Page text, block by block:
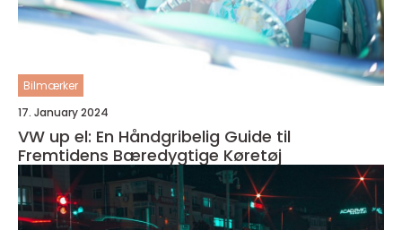
Bilmærker
17. January 2024
VW up el: En Håndgribelig Guide til
Fremtidens Bæredygtige Køretøj